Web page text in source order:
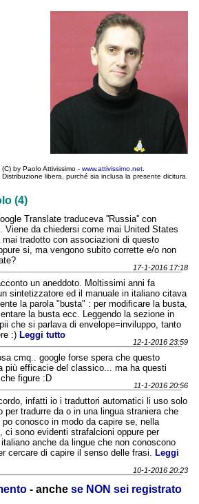
(C) by Paolo Attivissimo - www.attivissimo.net
Distribuzione libera, purché sia inclusa la presente dicitura.
(4)
Translate traduceva ''Russia'' con
Viene da chiedersi come mai United States
mai tradotto con associazioni di questo
si, ma vengono subito corrette e/o non
17-1-2016 17:18
un aneddoto. Moltissimi anni fa
sintetizzatore ed il manuale in italiano citava
la parola "busta" : per modificare la busta,
la busta ecc. Leggendo la sezione in
che si parlava di envelope=inviluppo, tanto
:) Leggi tutto
12-1-2016 23:59
cmq.. google forse spera che questo
più efficacie del classico... ma ha questi
figure :D
11-1-2016 20:56
infatti io i traduttori automatici li uso solo
per tradurre da o in una lingua straniera che
po conosco in modo da capire se, nella
ci sono evidenti strafalcioni oppure per
anche da lingue che non conoscono
cercare di capire il senso delle frasi. Leggi
10-1-2016 20:23
- anche se NON sei registrato